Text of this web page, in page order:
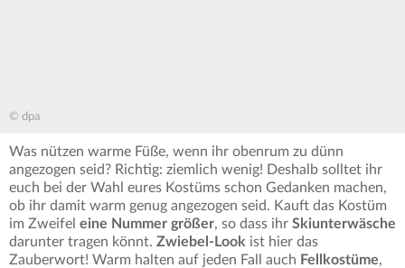
© dpa
Was nützen warme Füße, wenn ihr obenrum zu dünn
angezogen seid? Richtig: ziemlich wenig! Deshalb solltet ihr
euch bei der Wahl eures Kostüms schon Gedanken machen,
ob ihr damit warm genug angezogen seid. Kauft das Kostüm
im Zweifel eine Nummer größer, so dass ihr Skiunterwäsche
darunter tragen könnt. Zwiebel-Look ist hier das
Zauberwort! Warm halten auf jeden Fall auch Fellkostüme,